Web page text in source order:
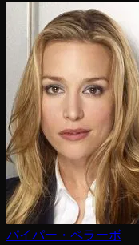
パイパー・ペラーボ